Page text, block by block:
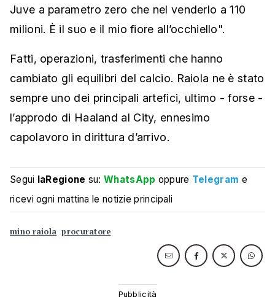
Juve a parametro zero che nel venderlo a 110
milioni. È il suo e il mio fiore all’occhiello".
Fatti, operazioni, trasferimenti che hanno
cambiato gli equilibri del calcio. Raiola ne è stato
sempre uno dei principali artefici, ultimo - forse -
l’approdo di Haaland al City, ennesimo
capolavoro in dirittura d’arrivo.
Segui laRegione su:WhatsApp oppure Telegram e
ricevi ogni mattina le notizie principali
mino raiola procuratore